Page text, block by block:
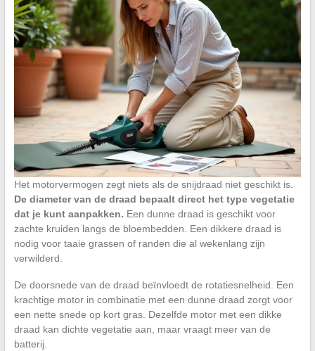
Het motorvermogen zegt niets als de snijdraad niet geschikt is.
De diameter van de draad bepaalt direct het type vegetatie
dat je kunt aanpakken. Een dunne draad is geschikt voor
zachte kruiden langs de bloembedden. Een dikkere draad is
nodig voor taaie grassen of randen die al wekenlang zijn
verwilderd.
De doorsnede van de draad beïnvloedt de rotatiesnelheid. Een
krachtige motor in combinatie met een dunne draad zorgt voor
een nette snede op kort gras. Dezelfde motor met een dikke
draad kan dichte vegetatie aan, maar vraagt meer van de
batterij.